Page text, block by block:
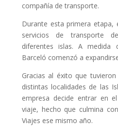
compañía de transporte.
Durante esta primera etapa,
servicios de transporte
diferentes islas. A medida
Barceló comenzó a
Gracias al éxito que
distintas localidades de las
empresa decide entrar en
viaje, hecho que culmina
Viajes ese mismo año.